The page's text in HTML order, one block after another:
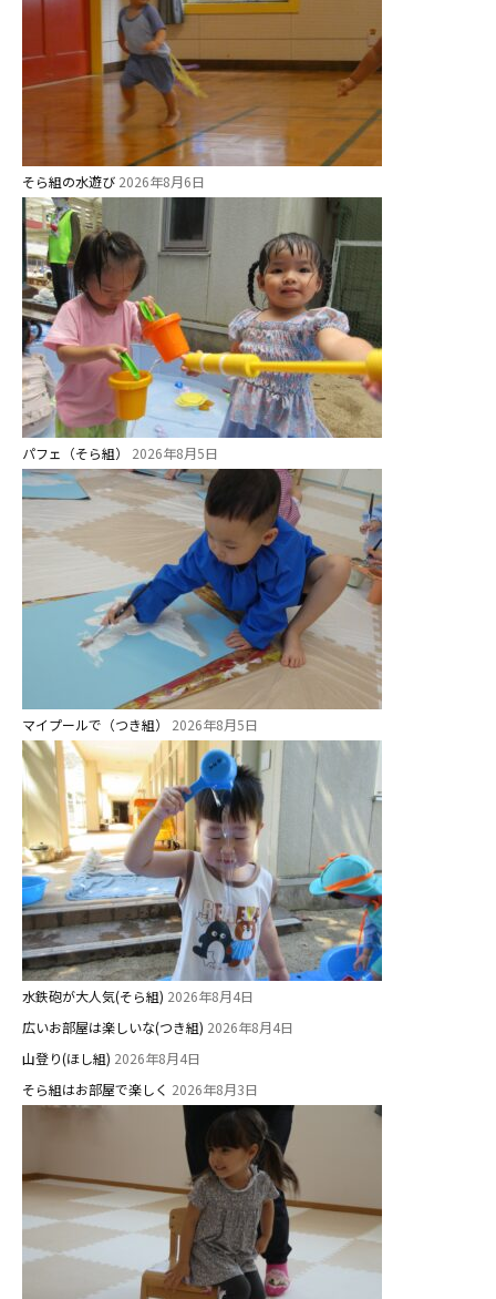
そら組の水遊び 2026年8月6日
パフェ（そら組） 2026年8月5日
マイプールで（つき組） 2026年8月5日
水鉄砲が大人気(そら組) 2026年8月4日
広いお部屋は楽しいな(つき組) 2026年8月4日
山登り(ほし組) 2026年8月4日
そら組はお部屋で楽しく 2026年8月3日